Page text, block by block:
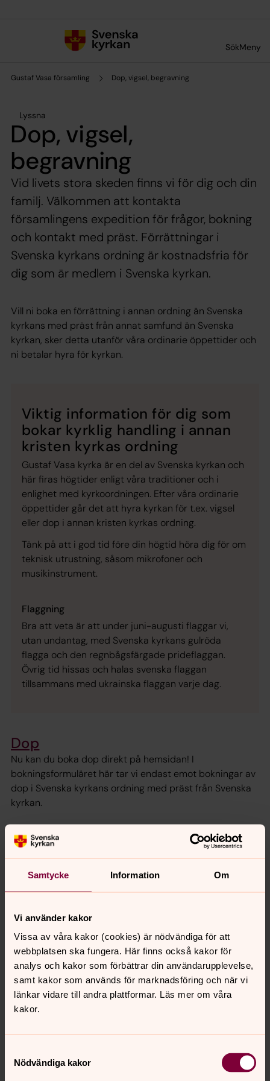
Samtycke Information Om
Vi använder kakor
Vissa av våra kakor (cookies) är nödvändiga för att
webbplatsen ska fungera. Här finns också kakor för
analys och kakor som förbättrar din användarupplevelse,
samt kakor som används för marknadsföring och när vi
länkar vidare till andra plattformar. Läs mer om våra
kakor.
Nödvändiga kakor
SökMeny
Gustaf Vasa församling Dop, vigsel, begravning
Lyssna
Dop, vigsel,
begravning
Vid livets stora skeden finns vi för dig och din
familj. Välkommen att kontakta
församlingens expedition för frågor, bokning
och kontakt med präst. Förrättningar i
Svenska kyrkans ordning är kostnadsfria för
dig som är medlem i Svenska kyrkan.
Vill ni boka en förrättning i annan ordning än Svenska
kyrkans med präst från annat samfund än Svenska
kyrkan, sker detta utanför våra ordinarie öppettider och
ni betalar hyra för kyrkan.
Viktig information för dig som
bokar kyrklig handling i annan
kristen kyrkas ordning
Gustaf Vasa kyrka är en del av Svenska kyrkan och
här firas högtider enligt våra traditioner och i
enlighet med kyrkoordningen. Efter våra ordinarie
öppettider går det att hyra kyrkan för t.ex. vigsel
eller dop i annan kristen kyrkas ordning.
Tänk på att i god tid före din högtid höra dig för om
teknisk utrustning, såsom mikrofoner och
musikinstrument.
Flaggning
Bra att veta är att under juni-augusti flaggar vi,
utan undantag, med Svenska kyrkans gulröda
flagga och den regnbågsfärgade prideflaggan.
Övrig tid hissas och halas svenska flaggan
tillsammans med ukrainska flaggan varje dag.
Dop
Nu kan du boka dop direkt på hemsidan! I
bokningsformuläret här tar vi endast emot bokningar av
dop i Svenska kyrkans ordning med präst från Svenska
kyrkan.
Dags för konfirmation!
En chans att utforska livets stora frågor, ha roligt och
lära känna nya vänner! Anmälan öppnar 20 maj.
Planerar ni ett bröllop? Då har ni en dag framför er som
ger minnen för livet.
Begravning
Under begravningsgudstjänsten får vi tillfälle att sörja
och visa kärlek och respekt för den döda. Om du vill kan
saker som inte blivit så bra mellan er.